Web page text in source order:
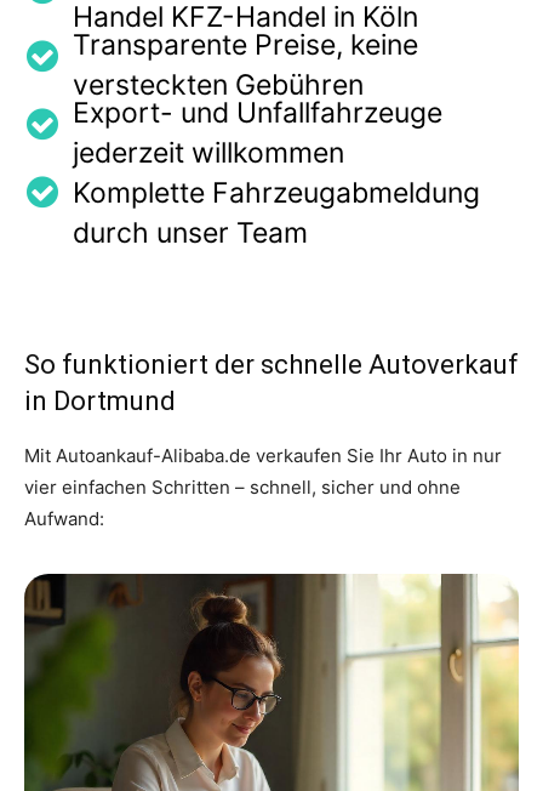
Handel KFZ-Handel in Köln
Transparente Preise, keine
versteckten Gebühren
Export- und Unfallfahrzeuge
jederzeit willkommen
Komplette Fahrzeugabmeldung
durch unser Team
So funktioniert der schnelle Autoverkauf
in Dortmund
Mit Autoankauf-Alibaba.de verkaufen Sie Ihr Auto in nur
vier einfachen Schritten – schnell, sicher und ohne
Aufwand: